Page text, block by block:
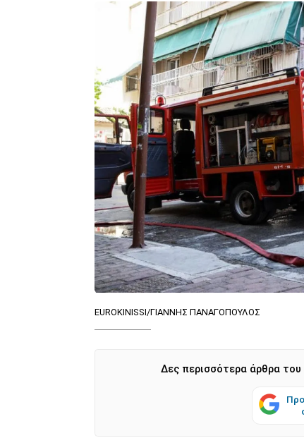
EUROKINISSI/ΓΙΑΝΝΗΣ ΠΑΝΑΓΟΠΟΥΛΟΣ
Δες περισσότερα άρθρα του